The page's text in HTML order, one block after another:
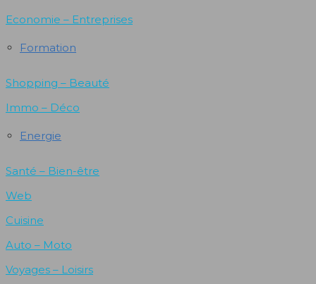
Economie – Entreprises
Formation
Shopping – Beauté
Immo – Déco
Energie
Santé – Bien-être
Web
Cuisine
Auto – Moto
Voyages – Loisirs